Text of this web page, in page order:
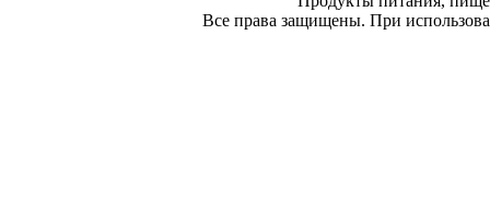
Все права защищены. При